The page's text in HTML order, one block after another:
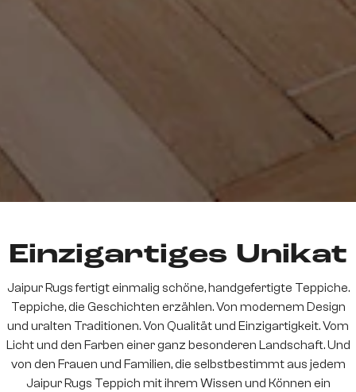
Einzigartiges Unikat
Jaipur Rugs fertigt einmalig schöne, handgefertigte Teppiche.
Teppiche, die Geschichten erzählen. Von modernem Design
und uralten Traditionen. Von Qualität und Einzigartigkeit. Vom
Licht und den Farben einer ganz besonderen Landschaft. Und
von den Frauen und Familien, die selbstbestimmt aus jedem
Jaipur Rugs Teppich mit ihrem Wissen und Können ein